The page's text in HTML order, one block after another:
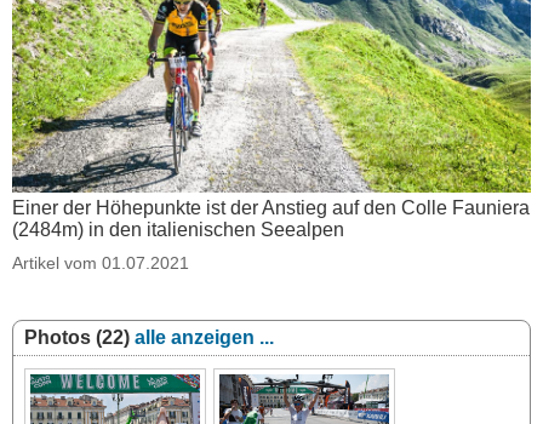
Einer der Höhepunkte ist der Anstieg auf den Colle Fauniera
(2484m) in den italienischen Seealpen
Artikel vom 01.07.2021
Photos (22) alle anzeigen ...